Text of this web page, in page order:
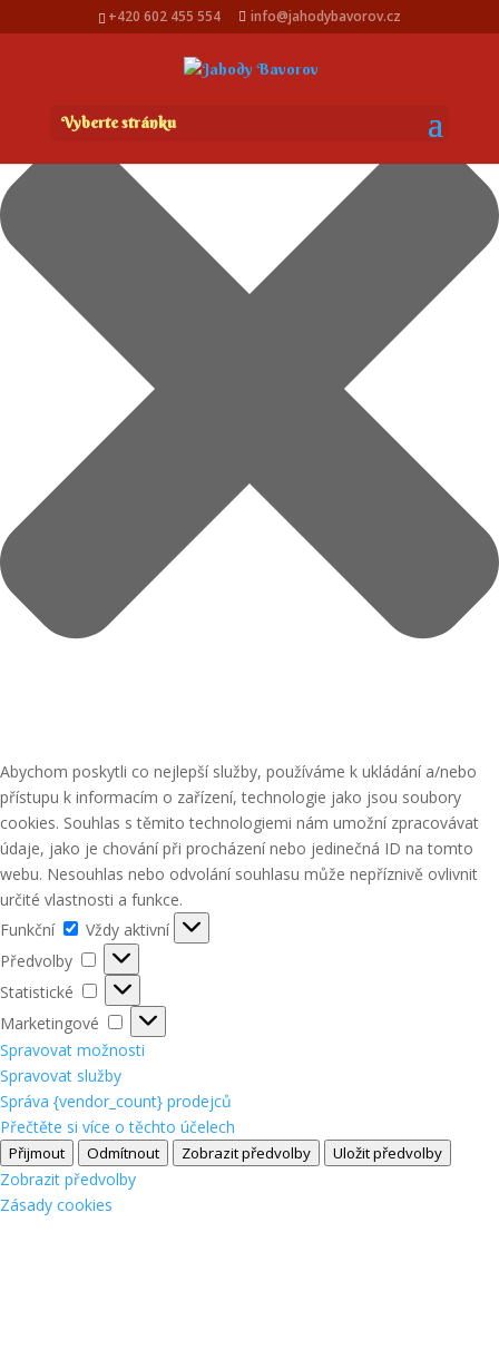
Spravovat Souhlas s cookies
Abychom poskytli co nejlepší služby, používáme k ukládání a/nebo
přístupu k informacím o zařízení, technologie jako jsou soubory
cookies. Souhlas s těmito technologiemi nám umožní zpracovávat
údaje, jako je chování při procházení nebo jedinečná ID na tomto
webu. Nesouhlas nebo odvolání souhlasu může nepříznivě ovlivnit
určité vlastnosti a funkce.
Funkční
Funkční
Vždy aktivní
Předvolby
Předvolby
Statistické
Statistické
Marketingové
Marketingové
Spravovat možnosti
Spravovat služby
Správa {vendor_count} prodejců
Přečtěte si více o těchto účelech
Přijmout Odmítnout Zobrazit předvolby Uložit předvolby
Zobrazit předvolby
Zásady cookies
+420 602 455 554 info@jahodybavorov.cz
Vyberte stránku